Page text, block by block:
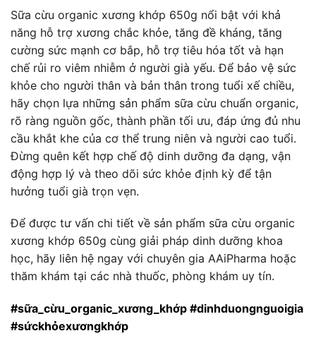
Sữa cừu organic xương khớp 650g nổi bật với khả
năng hỗ trợ xương chắc khỏe, tăng đề kháng, tăng
cường sức mạnh cơ bắp, hỗ trợ tiêu hóa tốt và hạn
chế rủi ro viêm nhiễm ở người già yếu. Để bảo vệ sức
khỏe cho người thân và bản thân trong tuổi xế chiều,
hãy chọn lựa những sản phẩm sữa cừu chuẩn organic,
rõ ràng nguồn gốc, thành phần tối ưu, đáp ứng đủ nhu
cầu khắt khe của cơ thể trung niên và người cao tuổi.
Đừng quên kết hợp chế độ dinh dưỡng đa dạng, vận
động hợp lý và theo dõi sức khỏe định kỳ để tận
hưởng tuổi già trọn vẹn.
Để được tư vấn chi tiết về sản phẩm sữa cừu organic
xương khớp 650g cùng giải pháp dinh dưỡng khoa
học, hãy liên hệ ngay với chuyên gia AAiPharma hoặc
thăm khám tại các nhà thuốc, phòng khám uy tín.
#sữa_cừu_organic_xương_khớp #dinhduongnguoigia
#sứckhỏexươngkhớp